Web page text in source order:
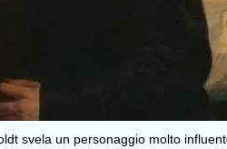
svela un personaggio molto